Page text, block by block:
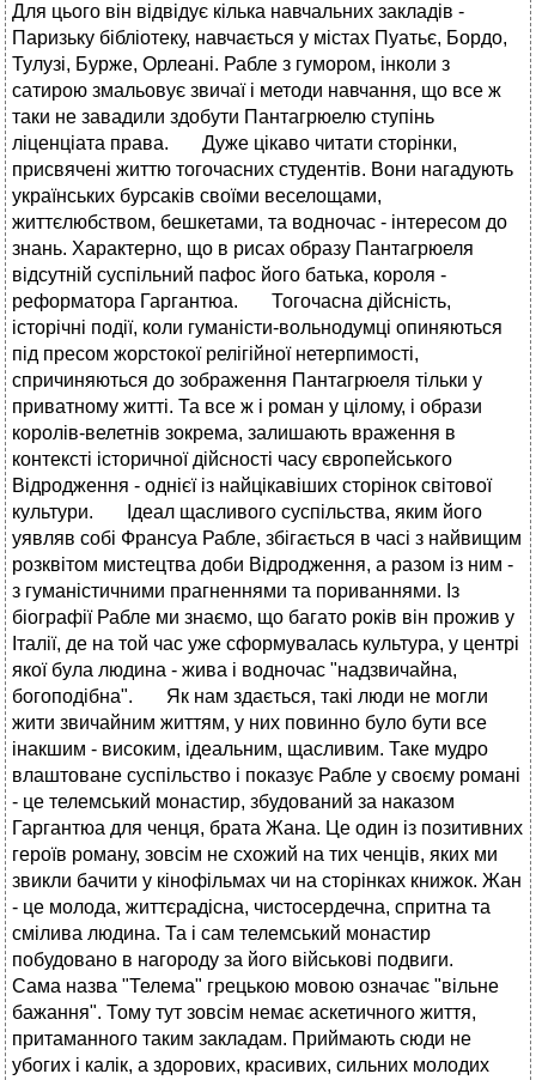
Для цього вiн вiдвiдує кiлька навчальних закладiв -
Паризьку бiблiотеку, навчається у мiстах Пуатьє, Бордо,
Тулузi, Бурже, Орлеанi. Рабле з гумором, iнколи з
сатирою змальовує звичаї i методи навчання, що все ж
таки не завадили здобути Пантагрюелю ступiнь
лiценцiата права. Дуже цiкаво читати сторiнки,
присвяченi життю тогочасних студентiв. Вони нагадують
українських бурсакiв своїми веселощами,
життєлюбством, бешкетами, та водночас - iнтересом до
знань. Характерно, що в рисах образу Пантагрюеля
вiдсутнiй суспiльний пафос його батька, короля -
реформатора Гаргантюа. Тогочасна дiйснiсть,
iсторiчнi подiї, коли гуманiсти-вольнодумцi опиняються
пiд пресом жорстокої релiгiйної нетерпимостi,
спричиняються до зображення Пантагрюеля тiльки у
приватному життi. Та все ж i роман у цiлому, i образи
королiв-велетнiв зокрема, залишають враження в
контекстi iсторичної дiйсностi часу європейського
Вiдродження - однiєї iз найцiкавiших сторiнок свiтової
культури. Iдеал щасливого суспiльства, яким його
уявляв собi Франсуа Рабле, збiгається в часi з найвищим
розквiтом мистецтва доби Вiдродження, а разом iз ним -
з гуманiстичними прагненнями та пориваннями. Iз
бiографiї Рабле ми знаємо, що багато рокiв вiн прожив у
Iталiї, де на той час уже сформувалась культура, у центрi
якої була людина - жива i водночас "надзвичайна,
богоподiбна". Як нам здається, такi люди не могли
жити звичайним життям, у них повинно було бути все
iнакшим - високим, iдеальним, щасливим. Таке мудро
влаштоване суспiльство i показує Рабле у своєму романi
- це телемський монастир, збудований за наказом
Гаргантюа для ченця, брата Жана. Це один iз позитивних
героїв роману, зовсiм не схожий на тих ченцiв, яких ми
звикли бачити у кiнофiльмах чи на сторiнках книжок. Жан
- це молода, життєрадiсна, чистосердечна, спритна та
смiлива людина. Та i сам телемський монастир
побудовано в нагороду за його вiйськовi подвиги.
Сама назва "Телема" грецькою мовою означає "вiльне
бажання". Тому тут зовсiм немає аскетичного життя,
притаманного таким закладам. Приймають сюди не
убогих i калiк, а здорових, красивих, сильних молодих